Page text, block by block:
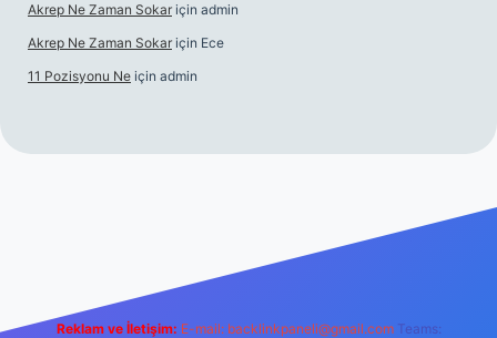
Akrep Ne Zaman Sokar için admin
Akrep Ne Zaman Sokar için Ece
11 Pozisyonu Ne için admin
Reklam ve İletişim: E-mail: backlinkpaneli@gmail.com Teams: